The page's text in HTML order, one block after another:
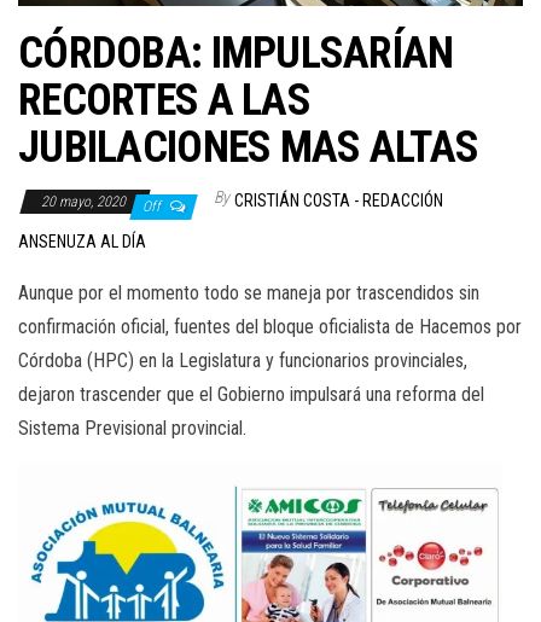
CÓRDOBA: IMPULSARÍAN
RECORTES A LAS
JUBILACIONES MAS ALTAS
20 mayo, 2020 Off By CRISTIÁN COSTA - REDACCIÓN
ANSENUZA AL DÍA
Aunque por el momento todo se maneja por trascendidos sin
confirmación oficial, fuentes del bloque oficialista de Hacemos por
Córdoba (HPC) en la Legislatura y funcionarios provinciales,
dejaron trascender que el Gobierno impulsará una reforma del
Sistema Previsional provincial.